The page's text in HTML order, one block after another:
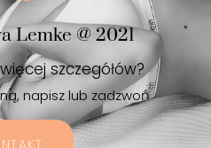
Lemke @ 2021
szczegółów?
napisz lub zadzwoń